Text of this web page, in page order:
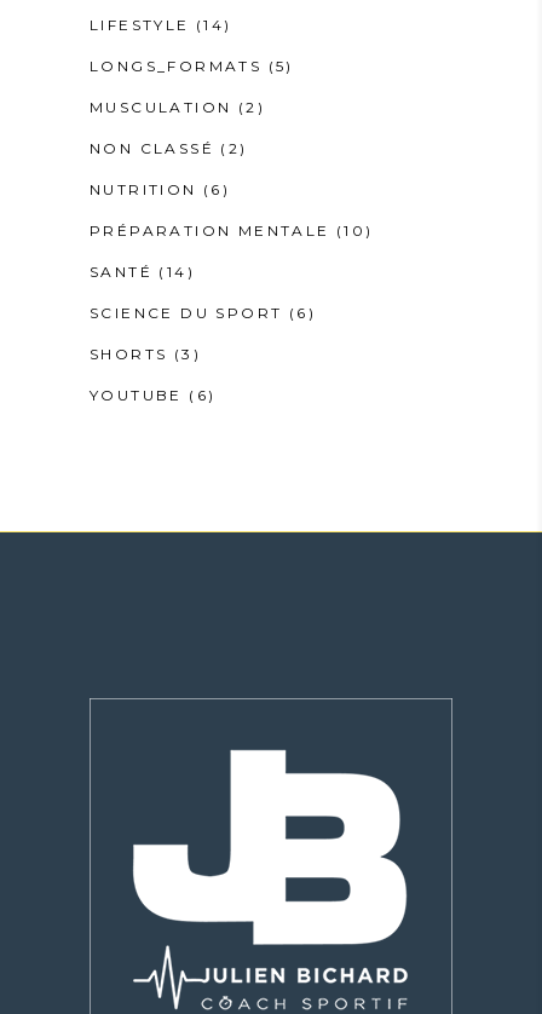
LIFESTYLE (14)
LONGS_FORMATS (5)
MUSCULATION (2)
NON CLASSÉ (2)
NUTRITION (6)
PRÉPARATION MENTALE (10)
SANTÉ (14)
SCIENCE DU SPORT (6)
SHORTS (3)
YOUTUBE (6)